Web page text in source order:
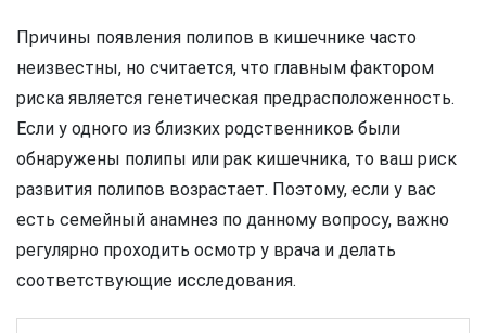
Причины появления полипов в кишечнике часто
неизвестны, но считается, что главным фактором
риска является генетическая предрасположенность.
Если у одного из близких родственников были
обнаружены полипы или рак кишечника, то ваш риск
развития полипов возрастает. Поэтому, если у вас
есть семейный анамнез по данному вопросу, важно
регулярно проходить осмотр у врача и делать
соответствующие исследования.